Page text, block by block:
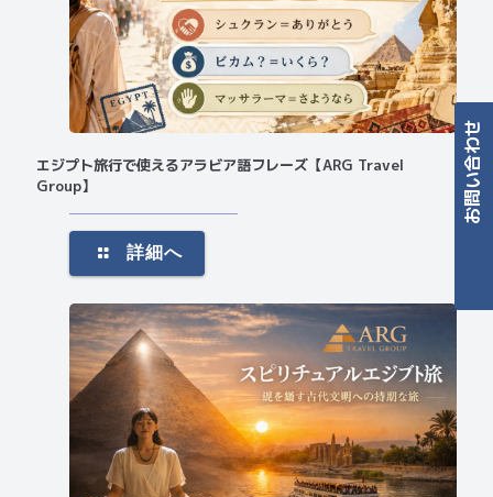
エジプト旅行で使えるアラビア語フレーズ【ARG Travel
Group】
詳細へ